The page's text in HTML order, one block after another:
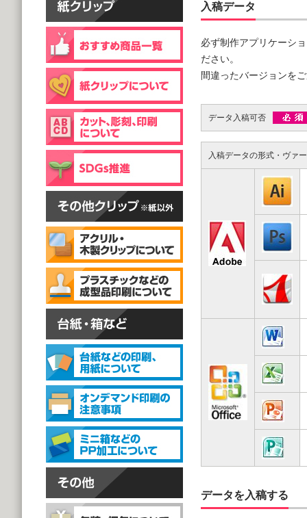
入稿データ
必ず制作アプリケーシ
ださい。
間違ったバージョンを
データ入稿可否
入稿データの形式・ヴァ
データを入稿する
台紙付片面タイプ
@129.70～
木製クリップ彫刻
(1,000個 1個あたり)
スタンドクリップ
スタンドクリップ
個包装(OPP入)タイプ
(1,000個 1個あたり)
個包装(OPP入)タイプ
(5,000個 1個あたり)